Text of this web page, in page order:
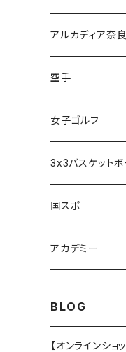
甲南高校野球部
太成学院高校男
アルカディア奈良
アルカディア奈
アルカディア奈
空手
橋本大夢
女子ゴルフ
久世 夏乃香
3x3バスケット
奈良グレートブッ
国スポ
奈良県成年男子
アカデミー
BLOG
【オンラインシ